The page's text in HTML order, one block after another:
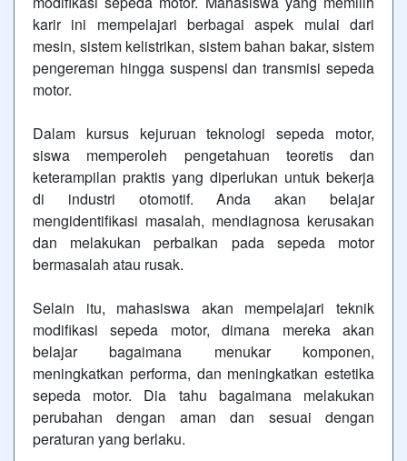
karir ini mempelajari berbagai aspek mulai dari
mesin, sistem kelistrikan, sistem bahan bakar, sistem
pengereman hingga suspensi dan transmisi sepeda
motor.
Dalam kursus kejuruan teknologi sepeda motor,
siswa memperoleh pengetahuan teoretis dan
keterampilan praktis yang diperlukan untuk bekerja
di industri otomotif. Anda akan belajar
mengidentifikasi masalah, mendiagnosa kerusakan
dan melakukan perbaikan pada sepeda motor
bermasalah atau rusak.
Selain itu, mahasiswa akan mempelajari teknik
modifikasi sepeda motor, dimana mereka akan
belajar bagaimana menukar komponen,
meningkatkan performa, dan meningkatkan estetika
sepeda motor. Dia tahu bagaimana melakukan
perubahan dengan aman dan sesuai dengan
peraturan yang berlaku.